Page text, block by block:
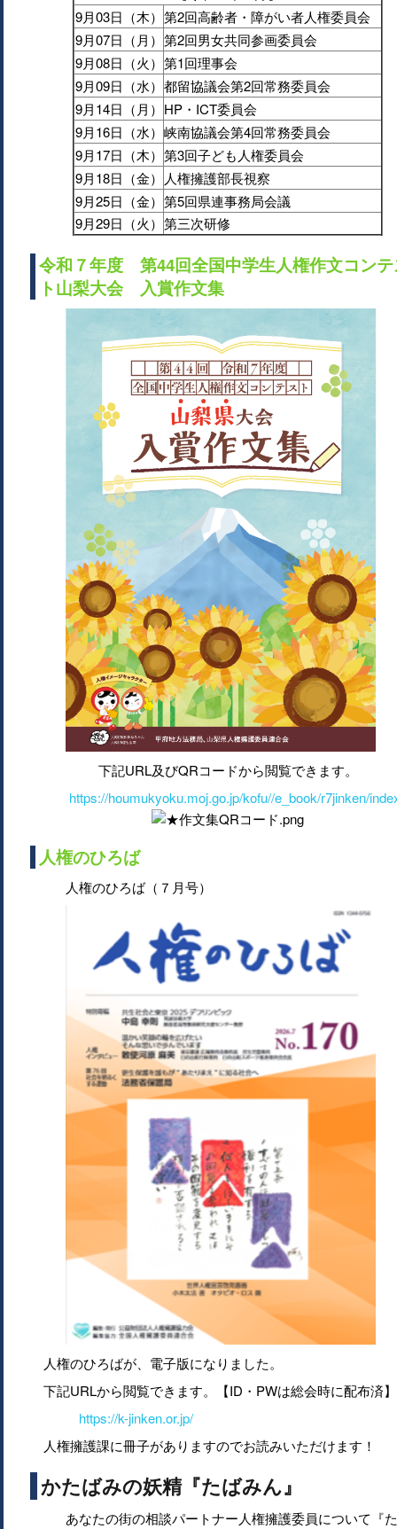
9月03日（木） 第2回高齢者・障がい者人権委員会
9月07日（月） 第2回男女共同参画委員会
9月08日（火） 第1回理事会
9月09日（水） 都留協議会第2回常務委員会
9月14日（月） HP・ICT委員会
9月16日（水） 峡南協議会第4回常務委員会
9月17日（木） 第3回子ども人権委員会
9月18日（金）
人権擁護部長視察
9月25日（金） 第5回県連事務局会議
9月29日（火） 第三次研修
令和７年度 第44回全国中学生人権作文コン
ト山梨大会 入賞作文集
下記URL及びQRコードから閲覧できます。
https://houmukyoku.moj.go.jp/kofu//e_book/r7jinken/
人権のひろば
人権のひろば（７月号）
人権のひろばが、電子版になりました。
下記URLから閲覧できます。【ID・PWは総会時に配布済】
https://k-jinken.or.jp/
人権擁護課に冊子がありますのでお読みいただけます！
かたばみの妖精『たばみん』
あなたの街の相談パートナー人権擁護委員について『